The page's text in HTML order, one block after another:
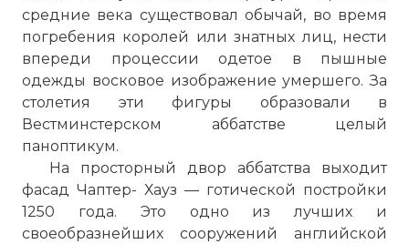
средние века существовал обычай, во время
погребения королей или знатных лиц, нести
впереди процессии одетое в пышные
одежды восковое изображение умершего. За
столетия эти фигуры образовали в
Вестминстерском аббатстве целый
паноптикум.
На просторный двор аббатства выходит
фасад Чаптер- Хауз — готической постройки
1250 года. Это одно из лучших и
своеобразнейших сооружений английской